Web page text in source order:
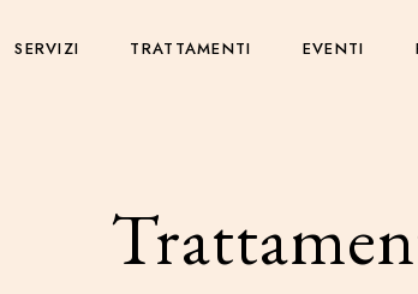
SERVIZI TRATTAMENTI EVENTI